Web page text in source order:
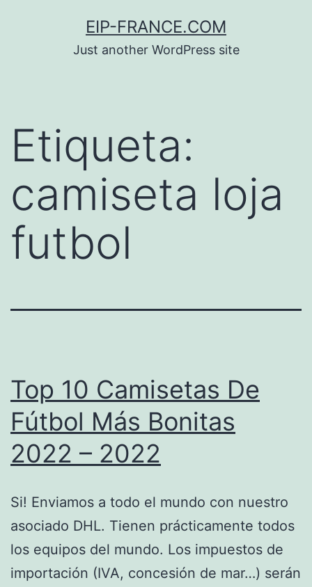
EIP-FRANCE.COM
Just another WordPress site
Etiqueta:
camiseta loja
futbol
Top 10 Camisetas De
Fútbol Más Bonitas
2022 – 2022
Si! Enviamos a todo el mundo con nuestro
asociado DHL. Tienen prácticamente todos
los equipos del mundo. Los impuestos de
importación (IVA, concesión de mar…) serán